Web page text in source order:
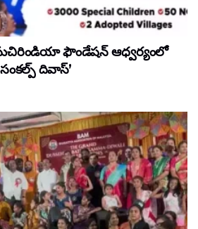
ఫౌండేషన్ ఆధ్వర్యంలో
దివాస్’